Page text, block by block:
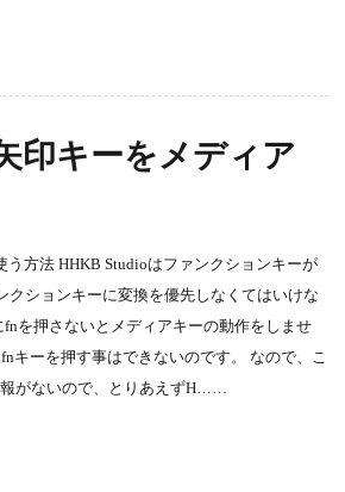
印キーをメディア
う方法 HHKB Studioはファンクションキーが
ションキーに変換を優先しなくてはいけな
を押さないとメディアキーの動作をしませ
キーを押す事はできないのです。 なので、こ
報がないので、とりあえずH……